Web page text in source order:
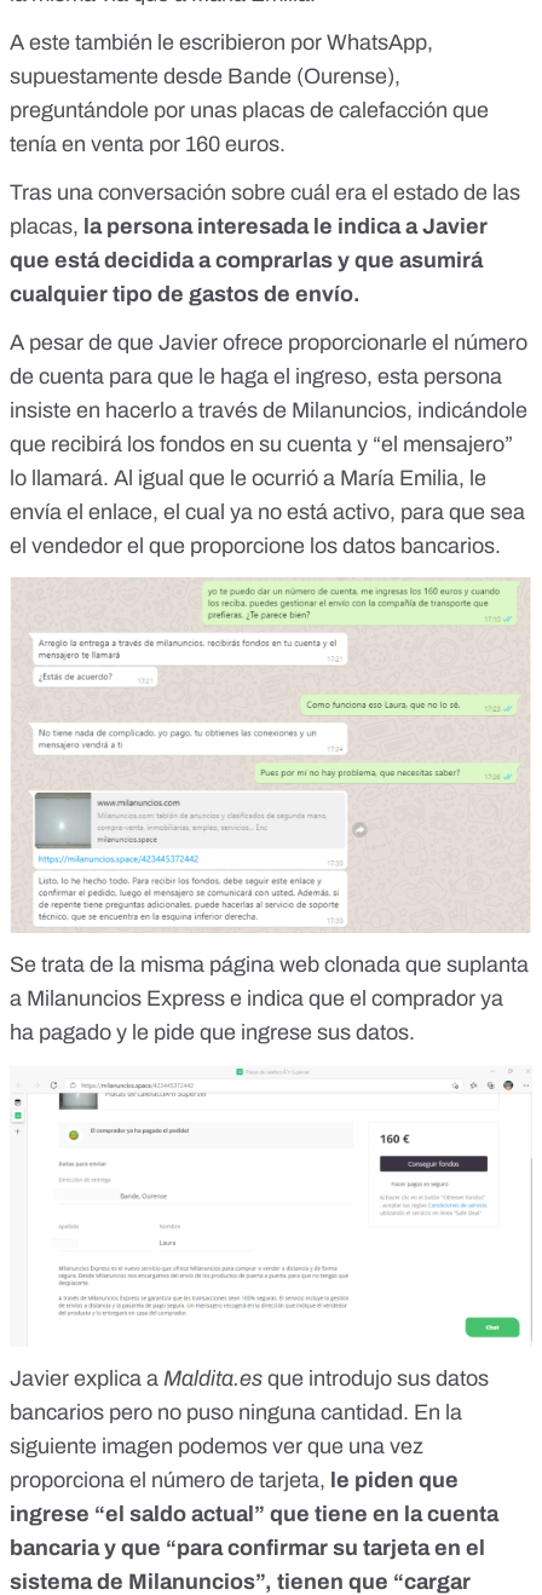
A este también le escribieron por WhatsApp,
supuestamente desde Bande (Ourense),
preguntándole por unas placas de calefacción que
tenía en venta por 160 euros.
Tras una conversación sobre cuál era el estado de las
placas, la persona interesada le indica a Javier
que está decidida a comprarlas y que asumirá
cualquier tipo de gastos de envío.
A pesar de que Javier ofrece proporcionarle el número
de cuenta para que le haga el ingreso, esta persona
insiste en hacerlo a través de Milanuncios, indicándole
que recibirá los fondos en su cuenta y “el mensajero”
lo llamará. Al igual que le ocurrió a María Emilia, le
envía el enlace, el cual ya no está activo, para que sea
el vendedor el que proporcione los datos bancarios.
Se trata de la misma página web clonada que suplanta
a Milanuncios Express e indica que el comprador ya
ha pagado y le pide que ingrese sus datos.
Javier explica a Maldita.es que introdujo sus datos
bancarios pero no puso ninguna cantidad. En la
siguiente imagen podemos ver que una vez
proporciona el número de tarjeta, le piden que
ingrese “el saldo actual” que tiene en la cuenta
bancaria y que “para confirmar su tarjeta en el
sistema de Milanuncios”, tienen que “cargar